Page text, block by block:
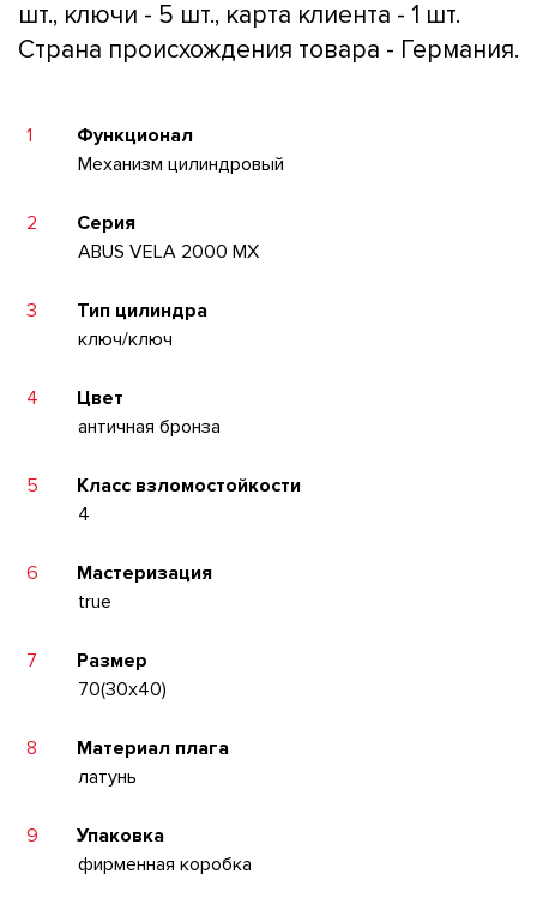
шт., ключи - 5 шт., карта клиента - 1 шт.
Страна происхождения товара - Германия.
1
Функционал
Механизм цилиндровый
2
Серия
ABUS VELA 2000 MX
3
Тип цилиндра
ключ/ключ
4
Цвет
античная бронза
5
Класс взломостойкости
4
6
Мастеризация
true
7
Размер
70(30x40)
8
Материал плага
латунь
9
Упаковка
фирменная коробка